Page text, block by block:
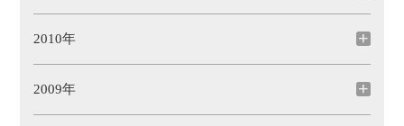
2010年
2009年